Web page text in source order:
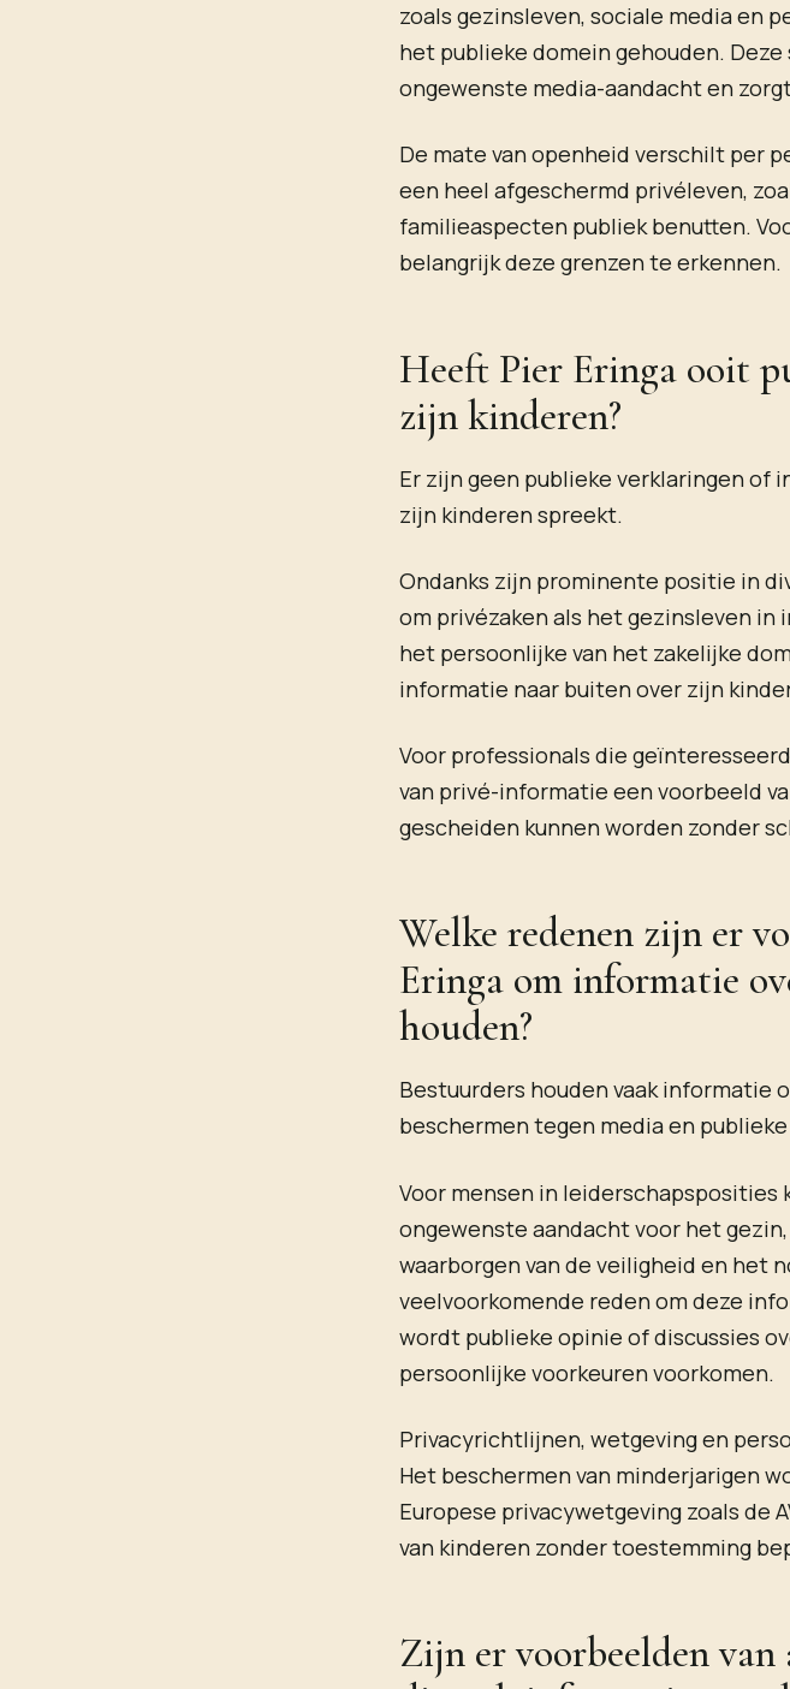
zoals gezinsleven, sociale media en
het publieke domein gehouden.
ongewenste media-aandacht en
De mate van openheid verschilt per
een heel afgeschermd privéleven,
familieaspecten publiek benutten.
belangrijk deze grenzen te erkennen.
Heeft Pier Eringa ooit
zijn kinderen?
Er zijn geen publieke verklaringen of
zijn kinderen spreekt.
Ondanks zijn prominente positie in
om privézaken als het gezinsleven
het persoonlijke van het zakelijke
informatie naar buiten over zijn
Voor professionals die
van privé-informatie een voorbeeld
gescheiden kunnen worden zonder
Welke redenen zijn er
Eringa om informatie
houden?
Bestuurders houden vaak informatie
beschermen tegen media en
Voor mensen in
ongewenste aandacht voor het
waarborgen van de veiligheid en het
veelvoorkomende reden om deze
wordt publieke opinie of discussies
persoonlijke voorkeuren voorkomen.
Privacyrichtlijnen, wetgeving en
Het beschermen van minderjarigen
Europese privacywetgeving zoals de
van kinderen zonder toestemming
Zijn er voorbeelden van